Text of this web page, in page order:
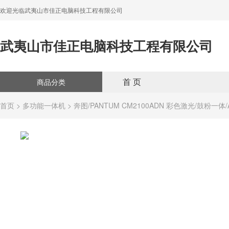
欢迎光临武夷山市佳正电脑科技工程有限公司
武夷山市佳正电脑科技工程有限公司
商品分类 首 页
首页 > 多功能一体机 > 奔图/PANTUM CM2100ADN 彩色激光/鼓粉一体